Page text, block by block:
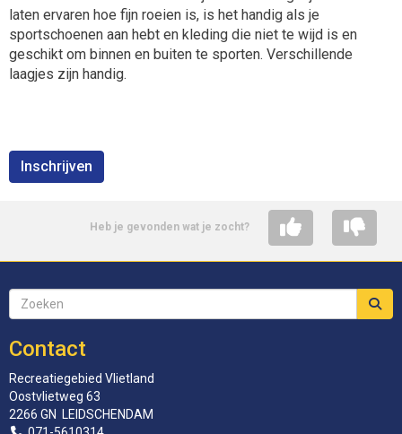
laten ervaren hoe fijn roeien is, is het handig als je
sportschoenen aan hebt en kleding die niet te wijd is en
geschikt om binnen en buiten te sporten. Verschillende
laagjes zijn handig.
Inschrijven
Heb je gevonden wat je zocht?
Contact
Recreatiegebied Vlietland
Oostvlietweg 63
2266 GN LEIDSCHENDAM